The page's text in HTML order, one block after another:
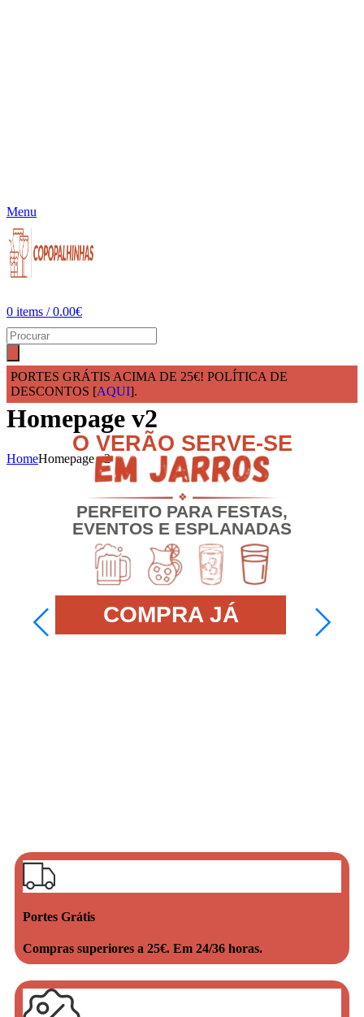
Menu
0 items / 0.00€
PORTES GRÁTIS ACIMA DE 25€! POLÍTICA DE
DESCONTOS [AQUI].
Homepage v2
HomeHomepage v2
NOVIDADES
NOVOS COPOS PARA
O TEU
Novos modelos para vinho, gin e
sangria.
Portes Grátis
Compras superiores a 25€. Em 24/36 horas.